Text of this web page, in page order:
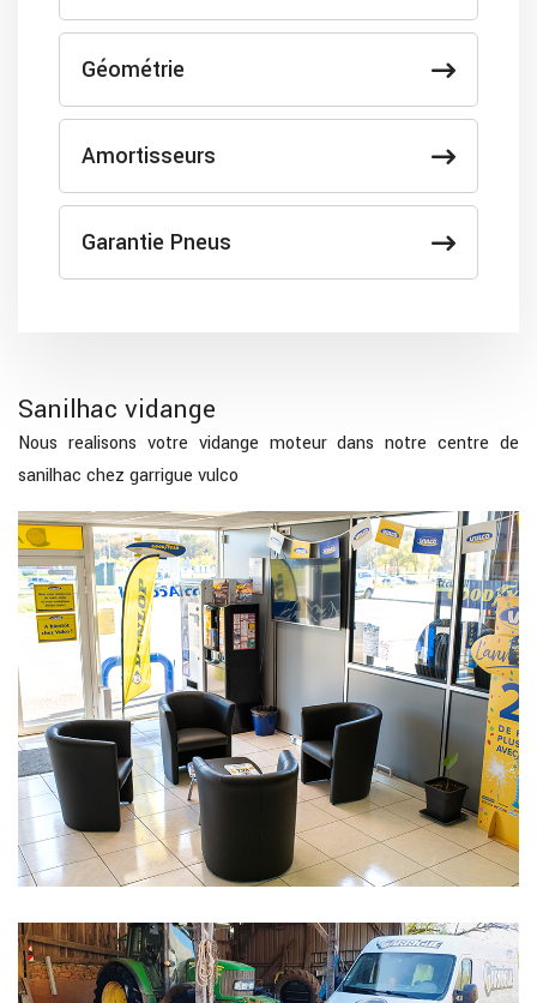
Géométrie
Amortisseurs
Garantie Pneus
Sanilhac vidange
Nous realisons votre vidange moteur dans notre centre de
sanilhac chez garrigue vulco